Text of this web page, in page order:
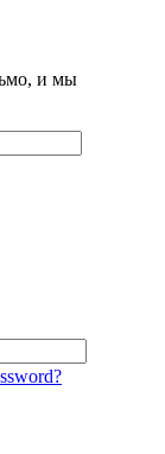
и мы